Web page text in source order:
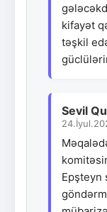
kifayət
təşkil
Sevil
Epşteyn